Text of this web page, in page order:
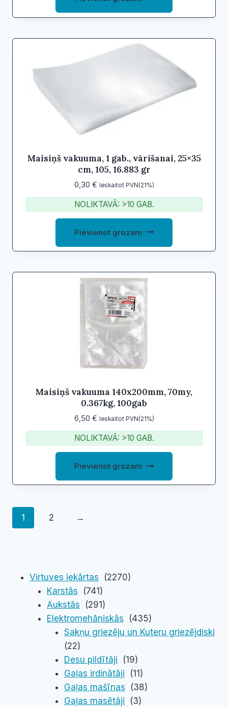
Maisiņš vakuuma, 1 gab., vārīšanai, 25×35
cm, 105, 16.883 gr
0,30 € Ieskaitot PVN(21%)
NOLIKTAVĀ: >10 GAB.
Pievienot grozam
Maisiņš vakuuma 140x200mm, 70my,
0.367kg, 100gab
6,50 € Ieskaitot PVN(21%)
NOLIKTAVĀ: >10 GAB.
Pievienot grozam
1 2 →
Virtuves iekārtas
(2270)
Karstās
(741)
Aukstās
(291)
Elektromehāniskās
(435)
Sakņu griezēju un Kuteru griezējdiski
(22)
Desu pildītāji
(19)
Gaļas irdinātāji
(11)
Gaļas mašīnas
(38)
Gaļas masētāji
(3)